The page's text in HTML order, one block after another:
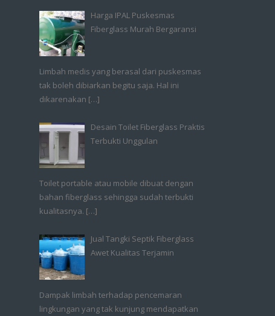
Harga IPAL Puskesmas
Fiberglass Murah Bergaransi
Limbah medis yang berasal dari puskesmas
tak boleh dibiarkan begitu saja. Hal ini
dikarenakan […]
Desain Toilet Fiberglass Praktis
Terbukti Unggulan
Toilet portable atau mobile dibuat dengan
bahan fiberglass sehingga sudah terbukti
kualitasnya. […]
Jual Tangki Septik Fiberglass
Awet Kualitas Terjamin
Dampak limbah terhadap pencemaran
lingkungan yang tak kunjung mendapatkan